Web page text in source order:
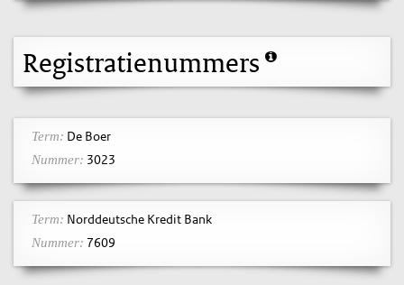
Registratienummers
Term: De Boer
Nummer: 3023
Term: Norddeutsche Kredit Bank
Nummer: 7609